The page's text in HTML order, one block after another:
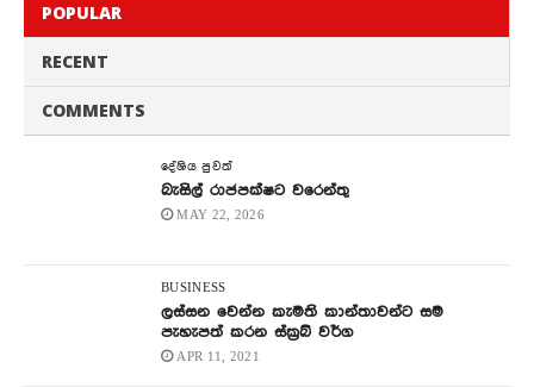
POPULAR
RECENT
COMMENTS
දේශිය පුවත්
බැසිල් රාජපක්ෂට වරෙන්තු
MAY 22, 2026
BUSINESS
ලස්සන වෙන්න කැමති කාන්තාවන්ට සම
පැහැපත් කරන ස්ක්‍රබ් වර්ග
APR 11, 2021